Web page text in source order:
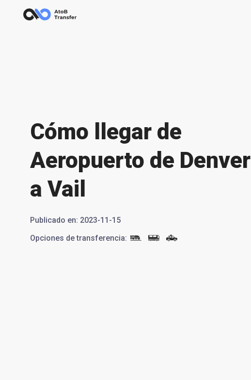
Cómo llegar de
Aeropuerto de Denver
a Vail
Publicado en: 2023-11-15
Opciones de transferencia: